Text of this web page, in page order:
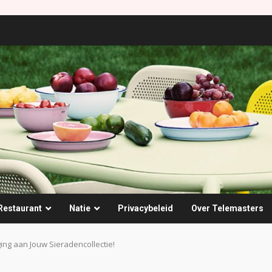
Restaurant Natie Privacybeleid Over Telemasters
aan Jouw Sieradencollectie!